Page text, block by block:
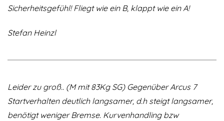
Sicherheitsgefühl! Fliegt wie ein B, klappt wie ein A!
Stefan Heinzl
Leider zu groß.. (M mit 83Kg SG) Gegenüber Arcus 7
Startverhalten deutlich langsamer, d.h steigt langsamer,
benötigt weniger Bremse. Kurvenhandling bzw